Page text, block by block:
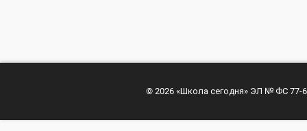
© 2026 «Школа сегодня» ЭЛ № ФС 77-